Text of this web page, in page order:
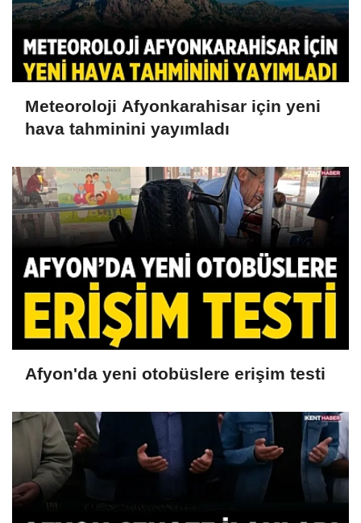
Meteoroloji Afyonkarahisar için yeni
hava tahminini yayımladı
Afyon'da yeni otobüslere erişim testi